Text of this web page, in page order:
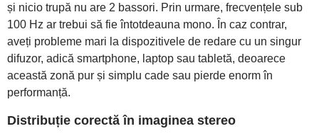
și nicio trupă nu are 2 bassori. Prin urmare, frecvențele sub
100 Hz ar trebui să fie întotdeauna mono. În caz contrar,
aveți probleme mari la dispozitivele de redare cu un singur
difuzor, adică smartphone, laptop sau tabletă, deoarece
această zonă pur și simplu cade sau pierde enorm în
performanță.
Distribuție corectă în imaginea stereo